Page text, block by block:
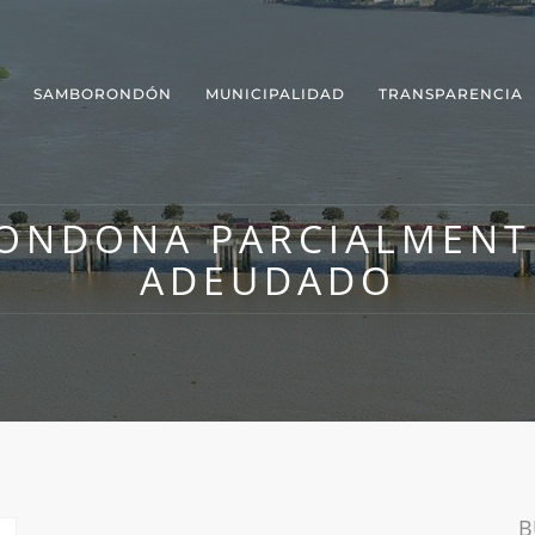
SAMBORONDÓN MUNICIPALIDAD TRANSPARENCIA
ADEUDADO